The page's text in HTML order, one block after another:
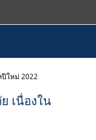
ปีใหม่ 2022
เนื่องใน